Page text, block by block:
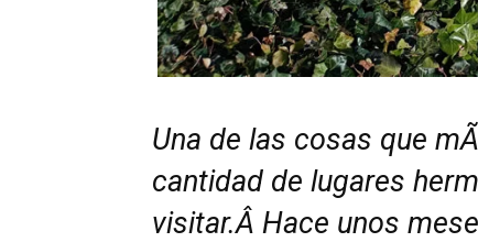
Una de las cosas que
cantidad de lugares
visitar.Â Hace unos